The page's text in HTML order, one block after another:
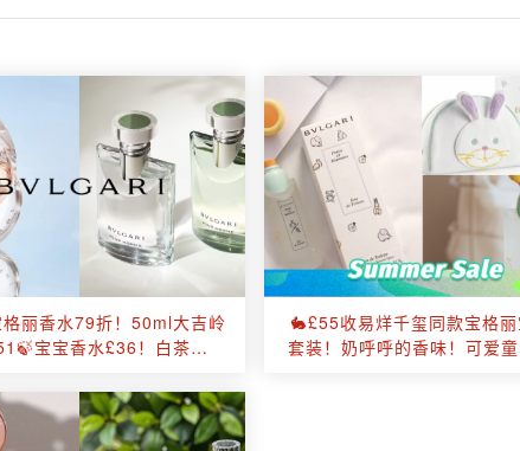
丽香水79折！50ml大吉岭
宝宝香水£36！白茶香
🐇£55收易烊千玺同款宝格
套装！奶呼呼的香味！可爱